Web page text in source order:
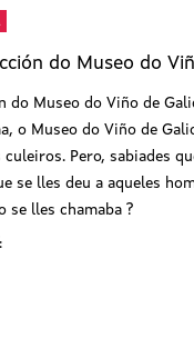
do Museo do
do Museo do Viño de
o Museo do Viño de
Pero, sabiades
se lles deu a aqueles
se lles chamaba ?